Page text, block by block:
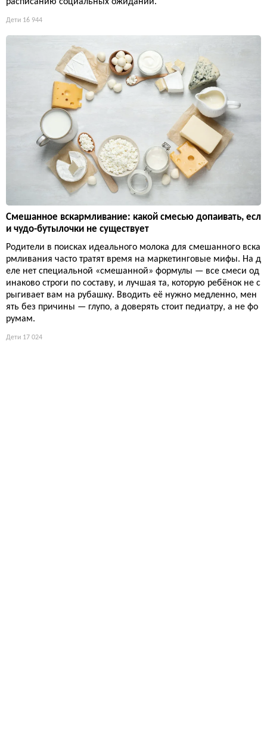
Дети 16 944
Смешанное вскармливание: какой смесью допаивать, есл
и чудо-бутылочки не существует
Родители в поисках идеального молока для смешанного вска
рмливания часто тратят время на маркетинговые мифы. На д
еле нет специальной «смешанной» формулы — все смеси од
инаково строги по составу, и лучшая та, которую ребёнок не с
рыгивает вам на рубашку. Вводить её нужно медленно, мен
ять без причины — глупо, а доверять стоит педиатру, а не фо
румам.
Дети 17 024